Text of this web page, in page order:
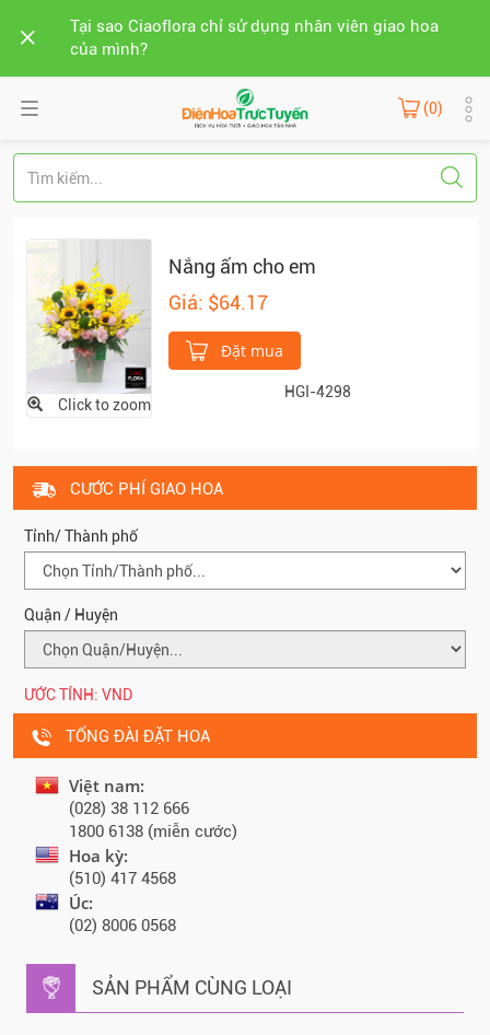
Tại sao Ciaoflora chỉ sử dụng nhân viên giao hoa
của mình?
(0)
Click to zoom
Nắng ấm cho em
Giá: $64.17
Đặt mua
HGI-4298
CƯỚC PHÍ GIAO HOA
Tỉnh/ Thành phố
Quận / Huyện
ƯỚC TÍNH: VND
TỔNG ĐÀI ĐẶT HOA
Việt nam:
(028) 38 112 666
1800 6138 (miễn cước)
Hoa kỳ:
(510) 417 4568
Úc:
(02) 8006 0568
SẢN PHẨM CÙNG LOẠI